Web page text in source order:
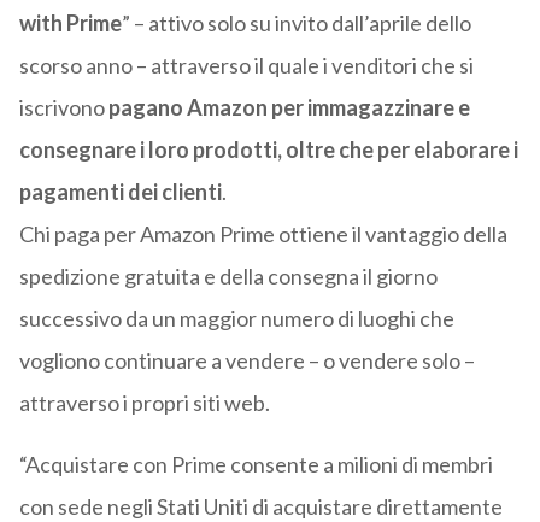
with Prime” – attivo solo su invito dall’aprile dello
scorso anno – attraverso il quale i venditori che si
iscrivonopagano Amazon per immagazzinare e
consegnare i loro prodotti, oltre che per elaborare i
pagamenti dei clienti.
Chi paga per Amazon Prime ottiene il vantaggio della
spedizione gratuita e della consegna il giorno
successivo da un maggior numero di luoghi che
vogliono continuare a vendere – o vendere solo –
attraverso i propri siti web.
“Acquistare con Prime consente a milioni di membri
con sede negli Stati Uniti di acquistare direttamente